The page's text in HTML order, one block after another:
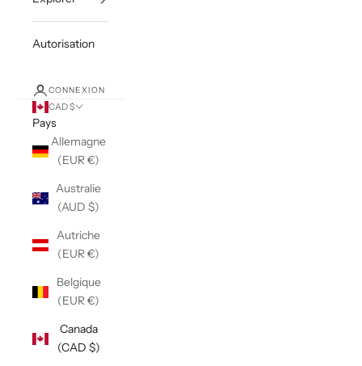
Autorisation
CONNEXION
CAD $
Pays
Allemagne
(EUR €)
Australie
(AUD $)
Autriche
(EUR €)
Belgique
(EUR €)
Canada
(CAD $)